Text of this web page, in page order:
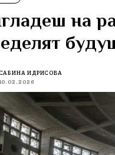
на
ИДРИСОВА
10.02.2026